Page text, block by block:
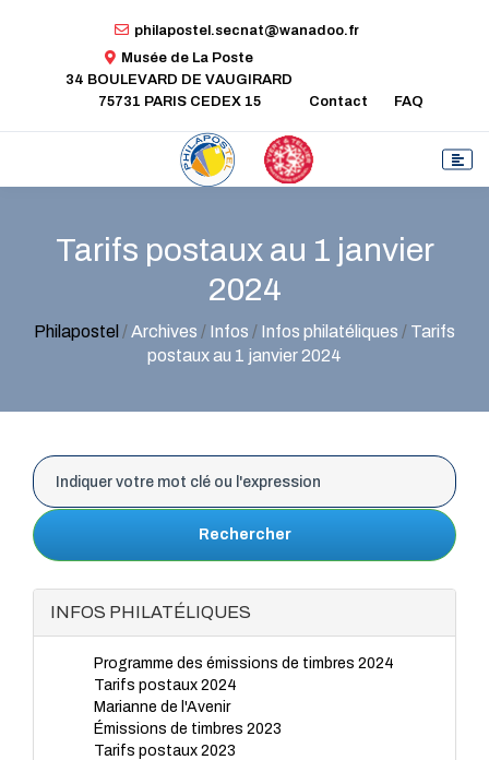
philapostel.secnat@wanadoo.fr
Musée de La Poste
34 BOULEVARD DE VAUGIRARD
75731 PARIS CEDEX 15
Contact FAQ
Tarifs postaux au 1 janvier
2024
Philapostel /Archives / Infos / Infos philatéliques / Tarifs
postaux au 1 janvier 2024
Rechercher
INFOS PHILATÉLIQUES
Programme des émissions de timbres 2024
Tarifs postaux 2024
Marianne de l'Avenir
Émissions de timbres 2023
Tarifs postaux 2023